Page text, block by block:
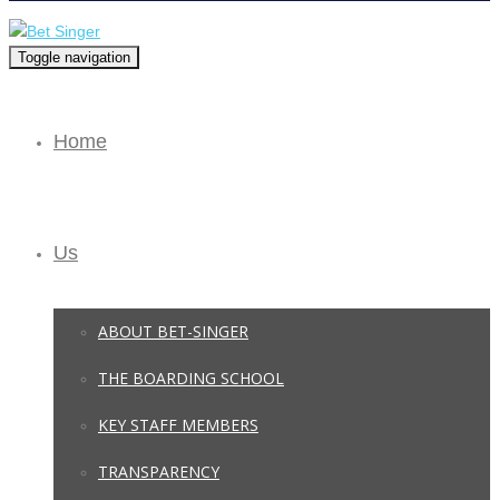
Toggle navigation
Home
Us
ABOUT BET-SINGER
THE BOARDING SCHOOL
KEY STAFF MEMBERS
TRANSPARENCY